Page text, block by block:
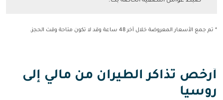
* تم جمع الأسعار المعروضة خلال آخر 48 ساعة وقد لا تكون متاحة وقت الحجز.
أرخص تذاكر الطيران من مالي إلى
روسيا